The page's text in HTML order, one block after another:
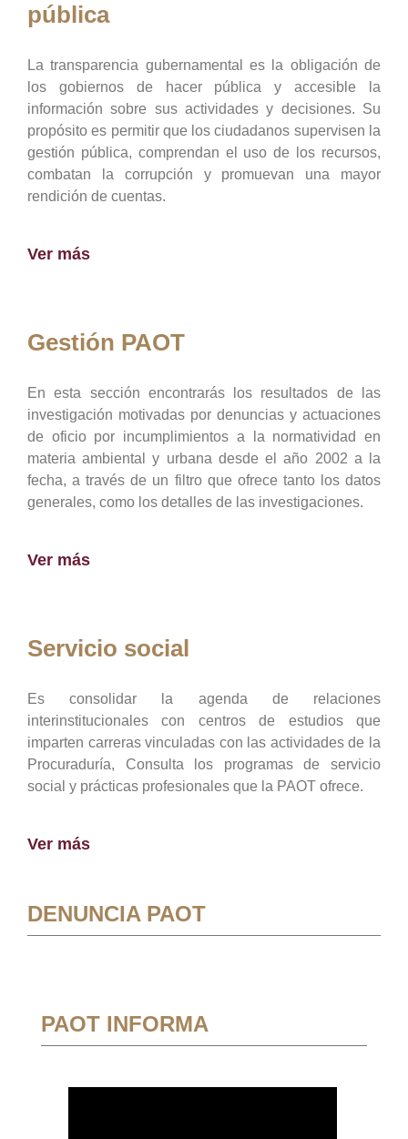
pública
La transparencia gubernamental es la obligación de
los gobiernos de hacer pública y accesible la
información sobre sus actividades y decisiones. Su
propósito es permitir que los ciudadanos supervisen la
gestión pública, comprendan el uso de los recursos,
combatan la corrupción y promuevan una mayor
rendición de cuentas.
Ver más
Gestión PAOT
En esta sección encontrarás los resultados de las
investigación motivadas por denuncias y actuaciones
de oficio por incumplimientos a la normatividad en
materia ambiental y urbana desde el año 2002 a la
fecha, a través de un filtro que ofrece tanto los datos
generales, como los detalles de las investigaciones.
Ver más
Servicio social
Es consolidar la agenda de relaciones
interinstitucionales con centros de estudios que
imparten carreras vinculadas con las actividades de la
Procuraduría, Consulta los programas de servicio
social y prácticas profesionales que la PAOT ofrece.
Ver más
DENUNCIA PAOT
PAOT INFORMA